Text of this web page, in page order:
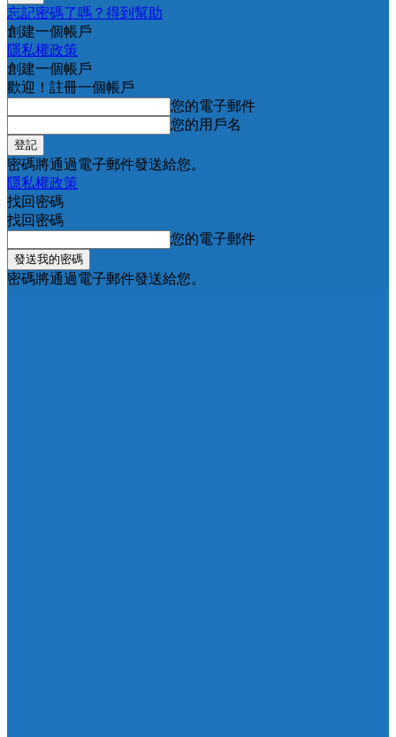
忘記密碼了嗎？得到幫助
創建一個帳戶
隱私權政策
創建一個帳戶
歡迎！註冊一個帳戶
您的電子郵件
您的用戶名
密碼將通過電子郵件發送給您。
隱私權政策
找回密碼
找回密碼
您的電子郵件
密碼將通過電子郵件發送給您。